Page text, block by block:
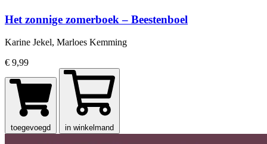
Het zonnige zomerboek – Beestenboel
Karine Jekel, Marloes Kemming
€ 9,99
toegevoegd in winkelmand